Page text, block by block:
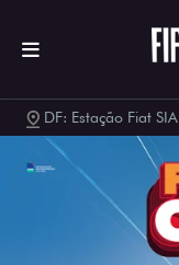
DF: Estação Fiat SIA